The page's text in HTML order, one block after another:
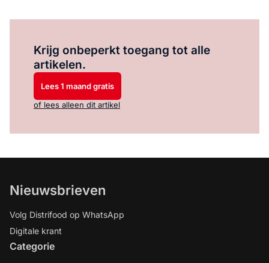
Krijg onbeperkt toegang tot alle
artikelen.
Lees 1 maand gratis
of lees alleen dit artikel
Nieuwsbrieven
Volg Distrifood op WhatsApp
Digitale krant
Categorie